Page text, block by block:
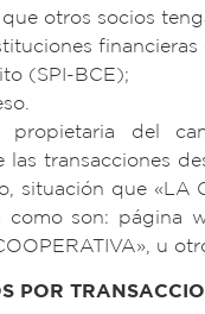
otros socios
financieras
(SPI-BCE);
propietaria del
transacciones
situación que «LA
como son: página
u
POR